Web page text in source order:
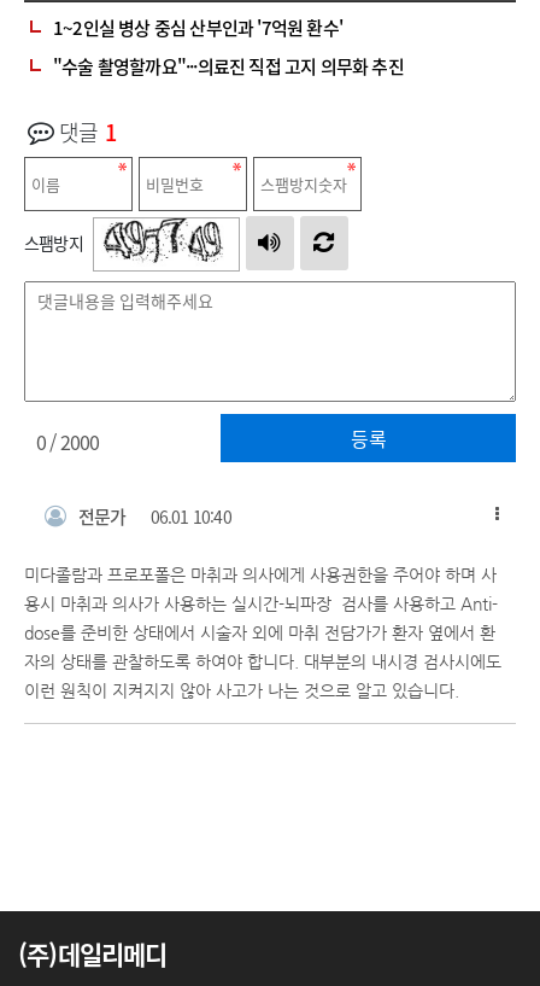
1~2인실 병상 중심 산부인과 '7억원 환수'
"수술 촬영할까요"···의료진 직접 고지 의무화 추진
댓글 1
스팸방지
등록
0/ 2000
전문가 06.01 10:40
미다졸람과 프로포폴은 마취과 의사에게 사용권한을 주어야 하며 사
용시 마취과 의사가 사용하는 실시간-뇌파장 검사를 사용하고 Anti-
dose를 준비한 상태에서 시술자 외에 마취 전담가가 환자 옆에서 환
자의 상태를 관찰하도록 하여야 합니다. 대부분의 내시경 검사시에도
이런 원칙이 지켜지지 않아 사고가 나는 것으로 알고 있습니다.
(주)데일리메디